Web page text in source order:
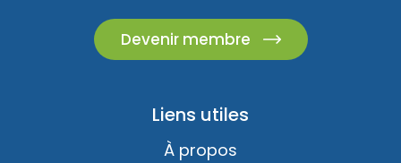
Devenir membre
Liens utiles
À propos